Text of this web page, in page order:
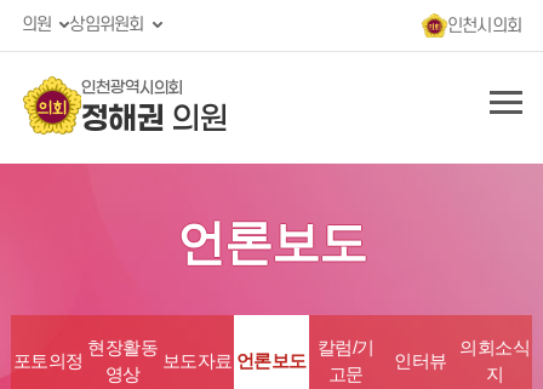
의원 상임위원회 인천시의회
인천광역시의회
정해권 의원
언론보도
포토의정
현장활동
영상
보도자료 언론보도
칼럼/기
고문
인터뷰
의회소식
지